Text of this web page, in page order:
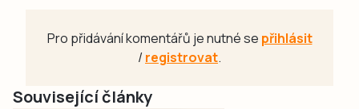
Pro přidávání komentářů je nutné se přihlásit
/registrovat.
Související články